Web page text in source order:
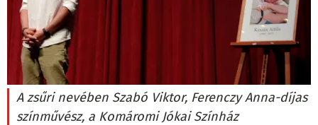
A zsűri nevében Szabó Viktor, Ferenczy Anna-díjas
színművész, a Komáromi Jókai Színház